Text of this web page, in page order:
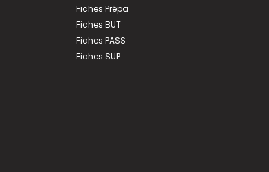
Fiches Prépa
Fiches BUT
Fiches PASS
Fiches SUP